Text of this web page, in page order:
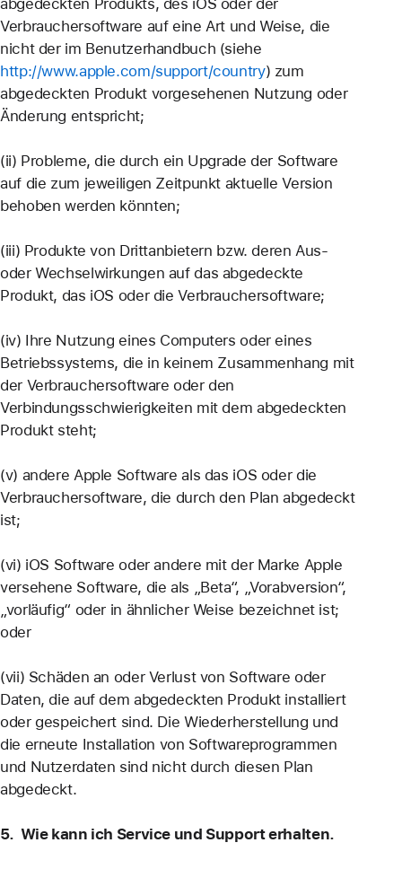
abgedeckten Produkts, des iOS oder der
Verbrauchersoftware auf eine Art und Weise, die
nicht der im Benutzerhandbuch (siehe
http://www.apple.com/support/country) zum
abgedeckten Produkt vorgesehenen Nutzung oder
Änderung entspricht;
(ii) Probleme, die durch ein Upgrade der Software
auf die zum jeweiligen Zeitpunkt aktuelle Version
behoben werden könnten;
(iii) Produkte von Drittanbietern bzw. deren Aus-
oder Wechselwirkungen auf das abgedeckte
Produkt, das iOS oder die Verbrauchersoftware;
(iv) Ihre Nutzung eines Computers oder eines
Betriebssystems, die in keinem Zusammenhang mit
der Verbrauchersoftware oder den
Verbindungsschwierigkeiten mit dem abgedeckten
Produkt steht;
(v) andere Apple Software als das iOS oder die
Verbrauchersoftware, die durch den Plan abgedeckt
ist;
(vi) iOS Software oder andere mit der Marke Apple
versehene Software, die als „Beta“, „Vorabversion“,
„vorläufig“ oder in ähnlicher Weise bezeichnet ist;
oder
(vii) Schäden an oder Verlust von Software oder
Daten, die auf dem abgedeckten Produkt installiert
oder gespeichert sind. Die Wiederherstellung und
die erneute Installation von Softwareprogrammen
und Nutzerdaten sind nicht durch diesen Plan
abgedeckt.
5. Wie kann ich Service und Support erhalten.